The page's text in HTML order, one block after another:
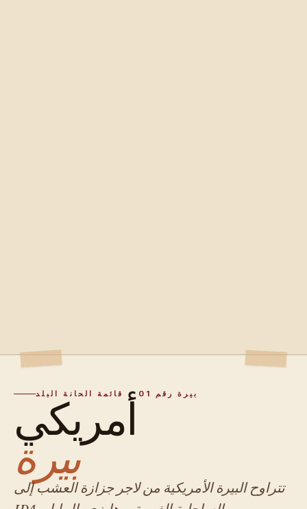
بيرة رقم 01 - قائمة الحانة البلد أمريكي
بيرة
تتراوح البيرة الأمريكية من لاجر جزازة العشب إلى